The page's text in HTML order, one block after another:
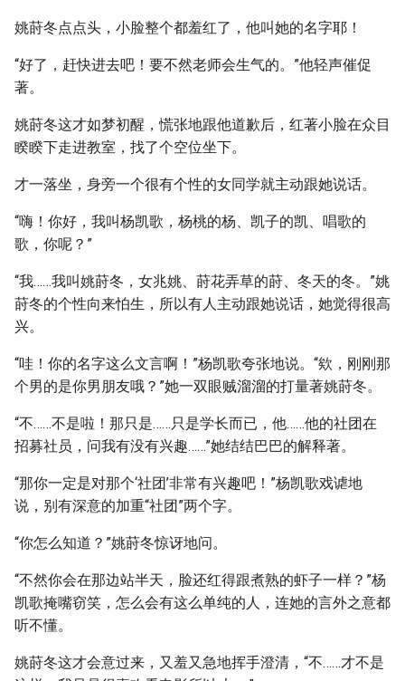
姚莳冬点点头，小脸整个都羞红了，他叫她的名字耶！
“好了，赶快进去吧！要不然老师会生气的。”他轻声催促
著。
姚莳冬这才如梦初醒，慌张地跟他道歉后，红著小脸在众目
睽睽下走进教室，找了个空位坐下。
才一落坐，身旁一个很有个性的女同学就主动跟她说话。
“嗨！你好，我叫杨凯歌，杨桃的杨、凯子的凯、唱歌的
歌，你呢？”
“我……我叫姚莳冬，女兆姚、莳花弄草的莳、冬天的冬。”姚
莳冬的个性向来怕生，所以有人主动跟她说话，她觉得很高
兴。
“哇！你的名字这么文言啊！”杨凯歌夸张地说。“欸，刚刚那
个男的是你男朋友哦？”她一双眼贼溜溜的打量著姚莳冬。
“不……不是啦！那只是……只是学长而已，他……他的社团在
招募社员，问我有没有兴趣……”她结结巴巴的解释著。
“那你一定是对那个‘社团’非常有兴趣吧！”杨凯歌戏谑地
说，别有深意的加重“社团”两个字。
“你怎么知道？”姚莳冬惊讶地问。
“不然你会在那边站半天，脸还红得跟煮熟的虾子一样？”杨
凯歌掩嘴窃笑，怎么会有这么单纯的人，连她的言外之意都
听不懂。
姚莳冬这才会意过来，又羞又急地挥手澄清，“不……才不是